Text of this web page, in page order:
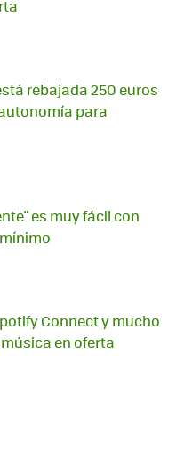
rebajada 250 euros
para
es muy fácil con
Connect y mucho
en oferta